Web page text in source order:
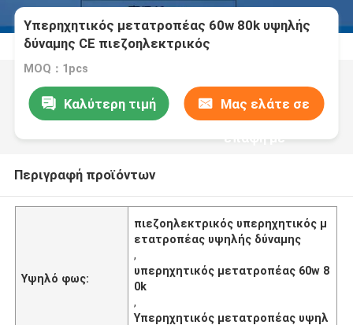
Υπερηχητικός μετατροπέας 60w 80k υψηλής
δύναμης CE πιεζοηλεκτρικός
MOQ：1pcs
Καλύτερη τιμή Μας ελάτε σε
επαφή με
Περιγραφή προϊόντων
Υψηλό φως:
πιεζοηλεκτρικός υπερηχητικός μ
ετατροπέας υψηλής δύναμης
,
υπερηχητικός μετατροπέας 60w 8
0k
,
Υπερηχητικός μετατροπέας υψηλ